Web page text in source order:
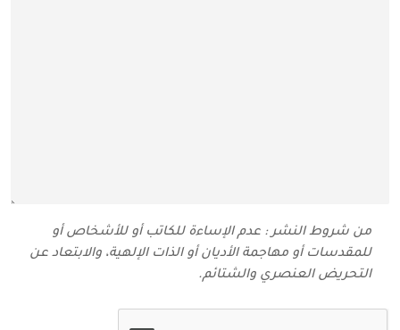
من شروط النشر : عدم الإساءة للكاتب أو للأشخاص أو
للمقدسات أو مهاجمة الأديان أو الذات الإلهية، والابتعاد عن
التحريض العنصري والشتائم‬.